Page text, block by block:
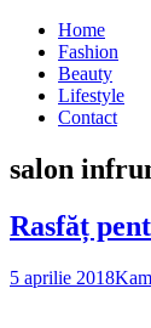
Home
Fashion
Beauty
Lifestyle
Contact
salon
Rasfăț
5 aprilie 2018